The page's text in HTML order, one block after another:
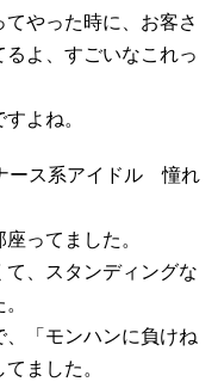
やった時に、お客さ
よ、すごいなこれっ
よね。
ース系アイドル 憧れ
ってました。
、スタンディングな
「モンハンに負けね
ました。